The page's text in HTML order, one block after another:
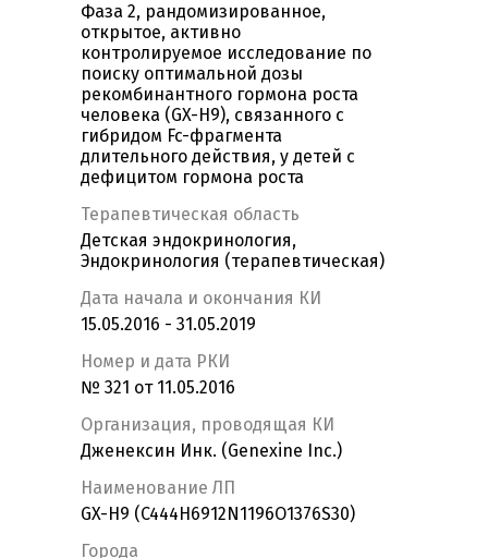
Фаза 2, рандомизированное,
открытое, активно
контролируемое исследование по
поиску оптимальной дозы
рекомбинантного гормона роста
человека (GX-H9), связанного с
гибридом Fc-фрагмента
длительного действия, у детей с
дефицитом гормона роста
Терапевтическая область
Детская эндокринология,
Эндокринология (терапевтическая)
Дата начала и окончания КИ
15.05.2016 - 31.05.2019
Номер и дата РКИ
№ 321 от 11.05.2016
Организация, проводящая КИ
Дженексин Инк. (Genexine Inc.)
Наименование ЛП
GX-H9 (C444H6912N1196O1376S30)
Города